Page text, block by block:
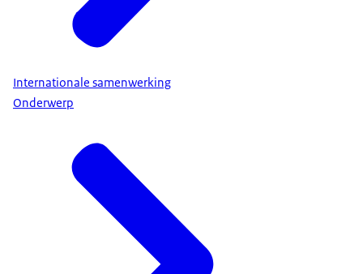
Internationale samenwerking
Onderwerp